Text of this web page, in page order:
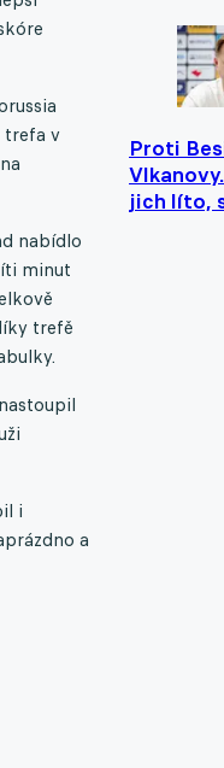
Proti
jich líto,
trefa v
nabídlo
minut
trefě
i
a